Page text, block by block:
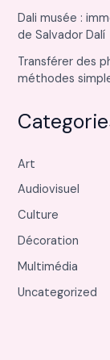
Dali musée :
de Salvador Dalí
Transférer des
méthodes
Art
Audiovisuel
Culture
Décoration
Multimédia
Uncategorized